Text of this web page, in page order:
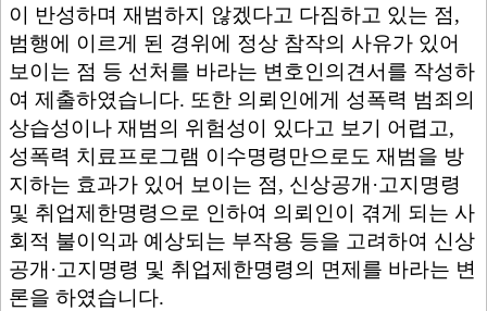
이 반성하며 재범하지 않겠다고 다짐하고 있는 점,
범행에 이르게 된 경위에 정상 참작의 사유가 있어
보이는 점 등 선처를 바라는 변호인의견서를 작성하
여 제출하였습니다. 또한 의뢰인에게 성폭력 범죄의
상습성이나 재범의 위험성이 있다고 보기 어렵고,
성폭력 치료프로그램 이수명령만으로도 재범을 방
지하는 효과가 있어 보이는 점, 신상공개·고지명령
및 취업제한명령으로 인하여 의뢰인이 겪게 되는 사
회적 불이익과 예상되는 부작용 등을 고려하여 신상
공개·고지명령 및 취업제한명령의 면제를 바라는 변
론을 하였습니다.